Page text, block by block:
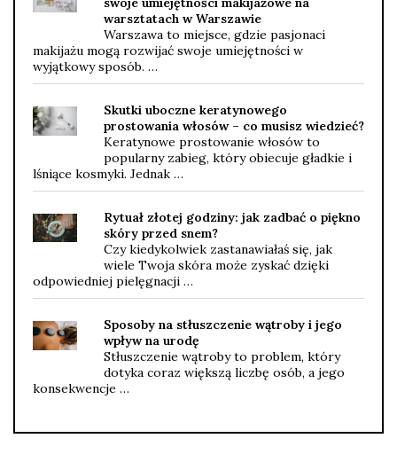
warsztatach w Warszawie
Warszawa to miejsce, gdzie pasjonaci
makijażu mogą rozwijać swoje umiejętności w
wyjątkowy sposób. …
Skutki uboczne keratynowego
prostowania włosów – co musisz wiedzieć?
Keratynowe prostowanie włosów to
popularny zabieg, który obiecuje gładkie i
lśniące kosmyki. Jednak …
Rytuał złotej godziny: jak zadbać o piękno
skóry przed snem?
Czy kiedykolwiek zastanawiałaś się, jak
wiele Twoja skóra może zyskać dzięki
odpowiedniej pielęgnacji …
Sposoby na stłuszczenie wątroby i jego
wpływ na urodę
Stłuszczenie wątroby to problem, który
dotyka coraz większą liczbę osób, a jego
konsekwencje …